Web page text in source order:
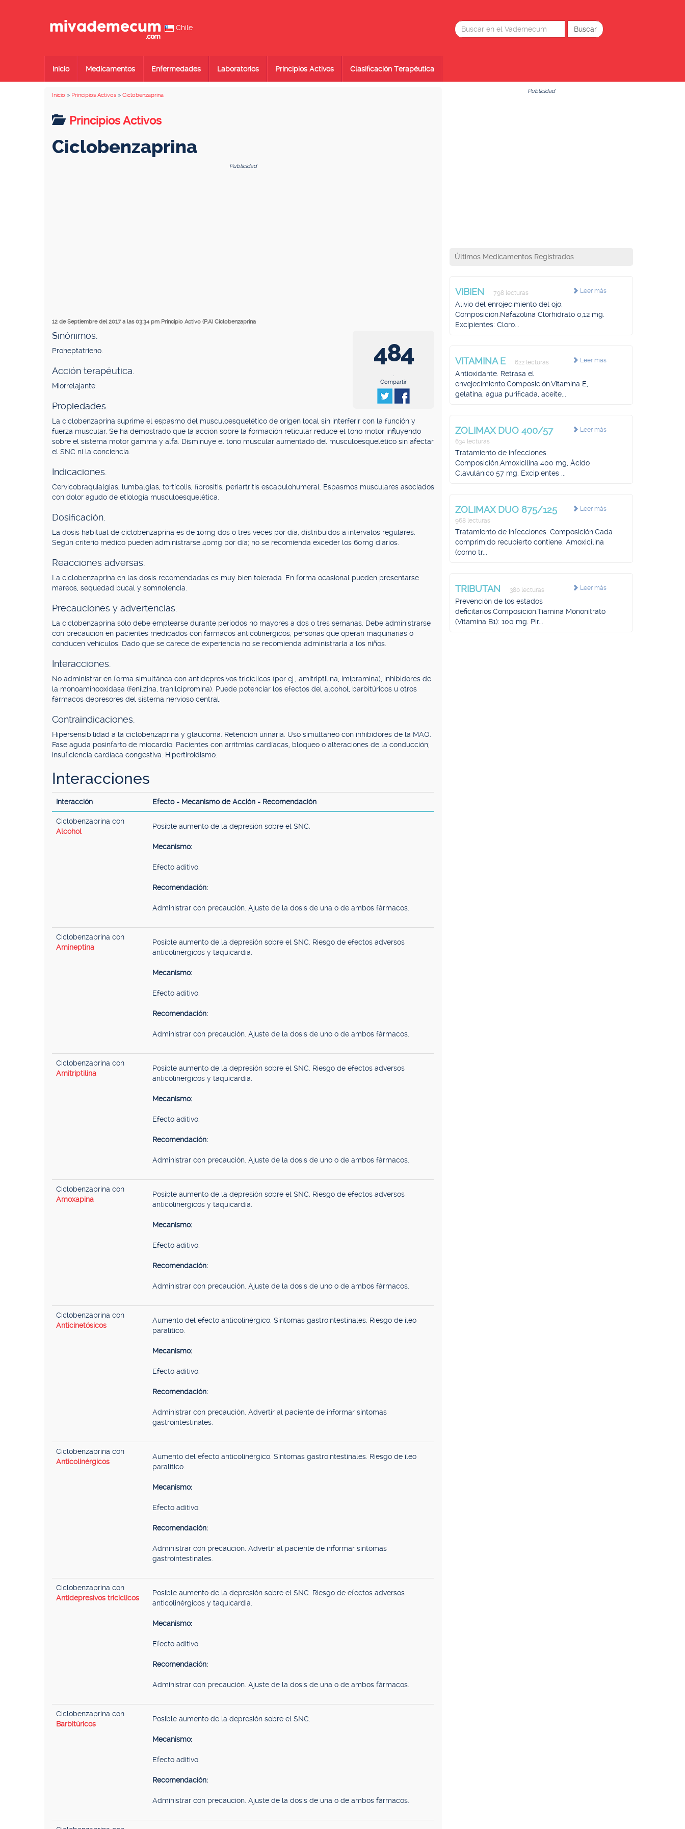
Chile
Inicio Medicamentos Enfermedades Laboratorios Principios Activos Clasificación Terapéutica
Inicio » Principios Activos » Ciclobenzaprina
Principios Activos
Ciclobenzaprina
Publicidad
12 de Septiembre del 2017 a las 03:34 pm Principio Activo (P.A) Ciclobenzaprina
484
.
Compartir
Sinónimos.
Proheptatrieno.
Acción terapéutica.
Miorrelajante.
Propiedades.
La ciclobenzaprina suprime el espasmo del musculoesquelético de origen local sin interferir con la función y
fuerza muscular. Se ha demostrado que la acción sobre la formación reticular reduce el tono motor influyendo
sobre el sistema motor gamma y alfa. Disminuye el tono muscular aumentado del musculoesquelético sin afectar
el SNC ni la conciencia.
Indicaciones.
Cervicobraquialgias, lumbalgias, tortícolis, fibrositis, periartritis escapulohumeral. Espasmos musculares asociados
con dolor agudo de etiología musculoesquelética.
Dosificación.
La dosis habitual de ciclobenzaprina es de 10mg dos o tres veces por día, distribuidos a intervalos regulares.
Según criterio médico pueden administrarse 40mg por día; no se recomienda exceder los 60mg diarios.
Reacciones adversas.
La ciclobenzaprina en las dosis recomendadas es muy bien tolerada. En forma ocasional pueden presentarse
mareos, sequedad bucal y somnolencia.
Precauciones y advertencias.
La ciclobenzaprina sólo debe emplearse durante períodos no mayores a dos o tres semanas. Debe administrarse
con precaución en pacientes medicados con fármacos anticolinérgicos, personas que operan maquinarias o
conducen vehículos. Dado que se carece de experiencia no se recomienda administrarla a los niños.
Interacciones.
No administrar en forma simultánea con antidepresivos tricíclicos (por ej., amitriptilina, imipramina), inhibidores de
la monoaminooxidasa (fenilzina, tranilcipromina). Puede potenciar los efectos del alcohol, barbitúricos u otros
fármacos depresores del sistema nervioso central.
Contraindicaciones.
Hipersensibilidad a la ciclobenzaprina y glaucoma. Retención urinaria. Uso simultáneo con inhibidores de la MAO.
Fase aguda posinfarto de miocardio. Pacientes con arritmias cardíacas, bloqueo o alteraciones de la conducción;
insuficiencia cardíaca congestiva. Hipertiroidismo.
Interacciones
Interacción Efecto - Mecanismo de Acción - Recomendación
Ciclobenzaprina con
Alcohol
Posible aumento de la depresión sobre el SNC.
Mecanismo:
Efecto aditivo.
Recomendación:
Administrar con precaución. Ajuste de la dosis de una o de ambos fármacos.
Ciclobenzaprina con
Amineptina
Posible aumento de la depresión sobre el SNC. Riesgo de efectos adversos
anticolinérgicos y taquicardia.
Mecanismo:
Efecto aditivo.
Recomendación:
Administrar con precaución. Ajuste de la dosis de uno o de ambos fármacos.
Ciclobenzaprina con
Amitriptilina
Posible aumento de la depresión sobre el SNC. Riesgo de efectos adversos
anticolinérgicos y taquicardia.
Mecanismo:
Efecto aditivo.
Recomendación:
Administrar con precaución. Ajuste de la dosis de uno o de ambos fármacos.
Ciclobenzaprina con
Amoxapina
Posible aumento de la depresión sobre el SNC. Riesgo de efectos adversos
anticolinérgicos y taquicardia.
Mecanismo:
Efecto aditivo.
Recomendación:
Administrar con precaución. Ajuste de la dosis de uno o de ambos fármacos.
Ciclobenzaprina con
Anticinetósicos
Aumento del efecto anticolinérgico. Síntomas gastrointestinales. Riesgo de íleo
paralítico.
Mecanismo:
Efecto aditivo.
Recomendación:
Administrar con precaución. Advertir al paciente de informar síntomas
gastrointestinales.
Ciclobenzaprina con
Anticolinérgicos
Aumento del efecto anticolinérgico. Síntomas gastrointestinales. Riesgo de íleo
paralítico.
Mecanismo:
Efecto aditivo.
Recomendación:
Administrar con precaución. Advertir al paciente de informar síntomas
gastrointestinales.
Ciclobenzaprina con
Antidepresivos tricíclicos
Posible aumento de la depresión sobre el SNC. Riesgo de efectos adversos
anticolinérgicos y taquicardia.
Mecanismo:
Efecto aditivo.
Recomendación:
Administrar con precaución. Ajuste de la dosis de una o de ambos fármacos.
Ciclobenzaprina con
Barbitúricos
Posible aumento de la depresión sobre el SNC.
Mecanismo:
Efecto aditivo.
Recomendación:
Administrar con precaución. Ajuste de la dosis de una o de ambos fármacos.
Publicidad
Últimos Medicamentos Registrados
Leer más
VIBIEN 798 lecturas
Alivio del enrojecimiento del ojo.
Composición.Nafazolina Clorhidrato 0,12 mg.
Excipientes: Cloro...
Leer más
VITAMINA E 622 lecturas
Antioxidante. Retrasa el
envejecimiento.Composición.Vitamina E,
gelatina, agua purificada, aceite...
Leer más
ZOLIMAX DUO 400/57
634 lecturas
Tratamiento de infecciones.
Composición.Amoxicilina 400 mg, Ácido
Clavulánico 57 mg. Excipientes ...
Leer más
ZOLIMAX DUO 875/125
968 lecturas
Tratamiento de infecciones. Composición.Cada
comprimido recubierto contiene: Amoxicilina
(como tr...
Leer más
TRIBUTAN 380 lecturas
Prevención de los estados
deficitarios.Composición.Tiamina Mononitrato
(Vitamina B1): 100 mg. Pir...